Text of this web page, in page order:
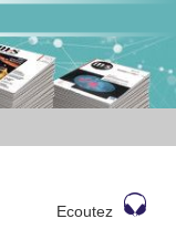
Ecoutez